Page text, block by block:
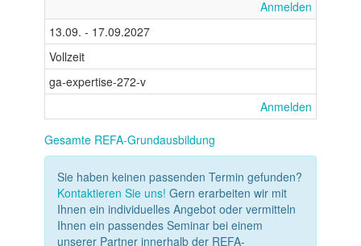
Anmelden
13.09. - 17.09.2027
Vollzeit
ga-expertise-272-v
Anmelden
Gesamte REFA-Grundausbildung
Sie haben keinen passenden Termin gefunden?
Kontaktieren Sie uns! Gern erarbeiten wir mit
Ihnen ein individuelles Angebot oder vermitteln
Ihnen ein passendes Seminar bei einem
unserer Partner innerhalb der REFA-